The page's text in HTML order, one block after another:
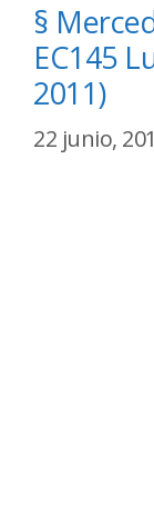
§
EC145
2011)
22 junio,